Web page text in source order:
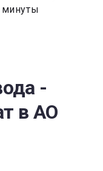
минуты
-
в АО